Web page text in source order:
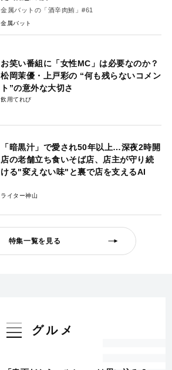
金属バットの「酒辛肉鮪」#61
金属バット
お笑い番組に「女性MC」は必要なのか？
松岡茉優・上戸彩の “何も残らないコメン
ト”の意外な大切さ
飲用てれび
「暗黒汁」で愛され50年以上…深夜2時開
店の老舗立ち食いそば店、店主が守り続
ける"変えない味"と裏で店を支えるAI
ライター神山
特集一覧を見る
グルメ